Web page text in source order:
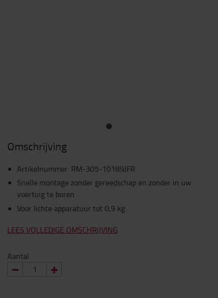
Omschrijving
Artikelnummer: RM-305-10189JFR
Snelle montage zonder gereedschap en zonder in uw
voertuig te boren
Voor lichte apparatuur tot 0,9 kg
LEES VOLLEDIGE OMSCHRIJVING
Aantal